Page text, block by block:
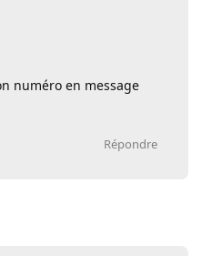
numéro en message
Répondre